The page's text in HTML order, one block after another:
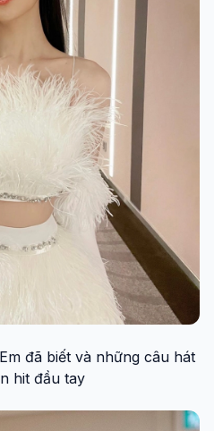
đã biết và những câu hát
hit đầu tay